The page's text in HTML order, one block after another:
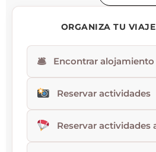
ORGANIZA TU
🛎 Encontrar alojamiento
Reservar actividades
Reservar actividades